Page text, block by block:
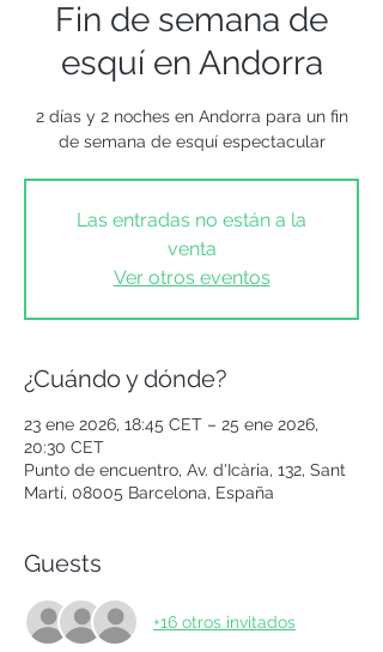
Fin de semana de
esquí en Andorra
2 días y 2 noches en Andorra para un fin
de semana de esquí espectacular
Las entradas no están a la
venta
Ver otros eventos
¿Cuándo y dónde?
23 ene 2026, 18:45 CET – 25 ene 2026,
20:30 CET
Punto de encuentro, Av. d'Icària, 132, Sant
Martí, 08005 Barcelona, España
Guests
+16 otros invitados